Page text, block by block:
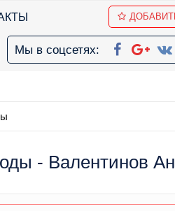
Мы в соцсетях:
- Валентинов